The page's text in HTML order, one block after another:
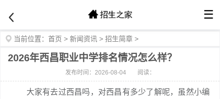
☰
当前位置： 首页 > 新闻资讯 > 招生简章 >
2026年西昌职业中学排名情况怎么样？
发布时间：2026-08-04 阅读：
大家有去过西昌吗，对西昌有多少了解呢，虽然小编